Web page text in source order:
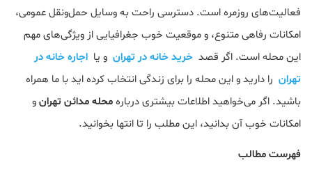
فعالیت‌های روزمره است. دسترسی راحت به وسایل حمل‌ونقل عمومی،
امکانات رفاهی متنوع، و موقعیت خوب جغرافیایی از ویژگی‌های مهم
این محله است. اگر قصد خرید خانه در تهران و یا اجاره خانه در
تهران را دارید و این محله را برای زندگی انتخاب کرده اید با ما همراه
باشید. اگر می‌خواهید اطلاعات بیشتری دربارهمحله مدائن تهرانو
امکانات خوب آن بدانید، این مطلب را تا انتها بخوانید.
فهرست مطالب